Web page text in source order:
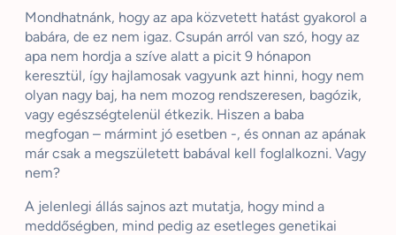
Mondhatnánk, hogy az apa közvetett hatást gyakorol a
babára, de ez nem igaz. Csupán arról van szó, hogy az
apa nem hordja a szíve alatt a picit 9 hónapon
keresztül, így hajlamosak vagyunk azt hinni, hogy nem
olyan nagy baj, ha nem mozog rendszeresen, bagózik,
vagy egészségtelenül étkezik. Hiszen a baba
megfogan – mármint jó esetben -, és onnan az apának
már csak a megszületett babával kell foglalkozni. Vagy
nem?
A jelenlegi állás sajnos azt mutatja, hogy mind a
meddőségben, mind pedig az esetleges genetikai